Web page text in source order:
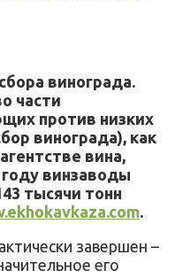
винограда.
части
против низких
винограда), как
вина,
винзаводы
тысячи тонн
.
завершен –
его